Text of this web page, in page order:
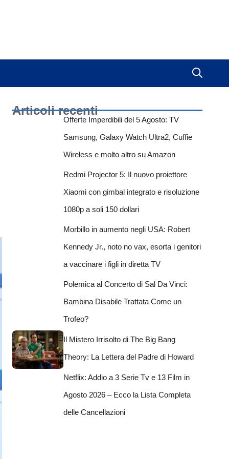
Articoli recenti
Offerte Imperdibili del 5 Agosto: TV
Samsung, Galaxy Watch Ultra2, Cuffie
Wireless e molto altro su Amazon
Redmi Projector 5: Il nuovo proiettore
Xiaomi con gimbal integrato e risoluzione
1080p a soli 150 dollari
Morbillo in aumento negli USA: Robert
Kennedy Jr., noto no vax, esorta i genitori
a vaccinare i figli in diretta TV
Polemica al Concerto di Sal Da Vinci:
Bambina Disabile Trattata Come un
Trofeo?
Il Mistero Irrisolto di The Big Bang
Theory: La Lettera del Padre di Howard
Netflix: Addio a 3 Serie Tv e 13 Film in
Agosto 2026 – Ecco la Lista Completa
delle Cancellazioni